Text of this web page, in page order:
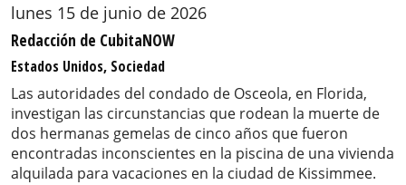
lunes 15 de junio de 2026
Redacción de CubitaNOW
Estados Unidos, Sociedad
Las autoridades del condado de Osceola, en Florida,
investigan las circunstancias que rodean la muerte de
dos hermanas gemelas de cinco años que fueron
encontradas inconscientes en la piscina de una vivienda
alquilada para vacaciones en la ciudad de Kissimmee.